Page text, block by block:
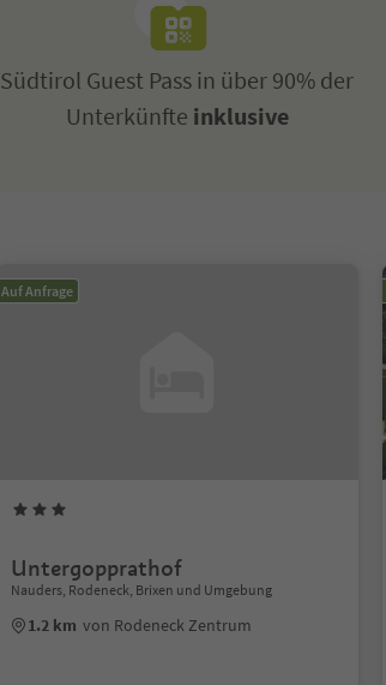
Südtirol Guest Pass in über 90% der
Unterkünfte inklusive
Auf Anfrage
Untergopprathof
Nauders, Rodeneck, Brixen und Umgebung
1.2 km von Rodeneck Zentrum